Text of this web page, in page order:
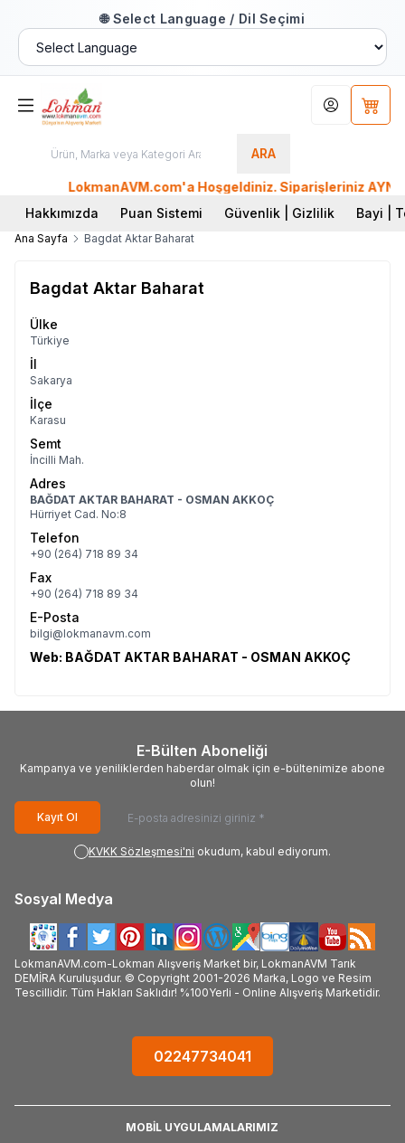
🌐 Select Language / Dil Seçimi
ARA
Hesabım
LokmanAVM.com'a Hoşgeldiniz. Siparişleriniz AYNI
Hakkımızda
Puan Sistemi Güvenlik | Gizlilik Bayi |
Ana Sayfa Bagdat Aktar Baharat
Bagdat Aktar Baharat
Ülke
Türkiye
İl
Sakarya
İlçe
Karasu
Semt
İncilli Mah.
Adres
BAĞDAT AKTAR BAHARAT - OSMAN AKKOÇ
Hürriyet Cad. No:8
Telefon
+90 (264) 718 89 34
Fax
+90 (264) 718 89 34
E-Posta
bilgi@lokmanavm.com
Web: BAĞDAT AKTAR BAHARAT - OSMAN AKKOÇ
E-Bülten Aboneliği
Kampanya ve yeniliklerden haberdar olmak için e-bültenimize abone
olun!
Kayıt Ol
KVKK Sözleşmesi'ni okudum, kabul ediyorum.
Sosyal Medya
LokmanAVM.com-Lokman Alışveriş Market bir, LokmanAVM Tarık
DEMİRA Kuruluşudur. © Copyright 2001-2026 Marka, Logo ve Resim
Tescillidir. Tüm Hakları Saklıdır! %100Yerli - Online Alışveriş Marketidir.
02247734041
MOBİL UYGULAMALARIMIZ